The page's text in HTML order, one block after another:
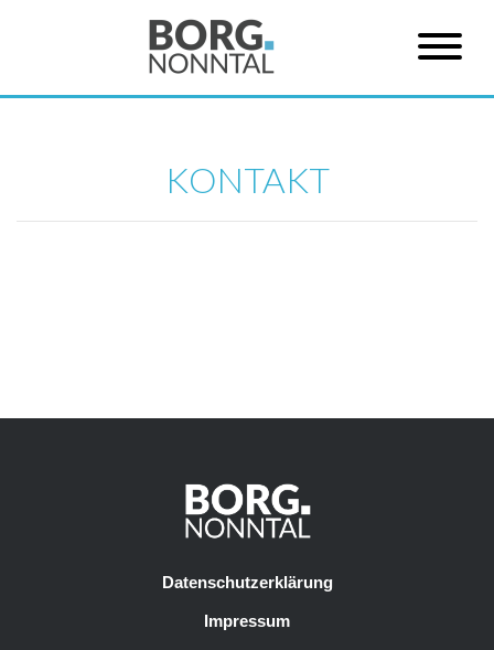
KONTAKT
Datenschutzerklärung
Impressum